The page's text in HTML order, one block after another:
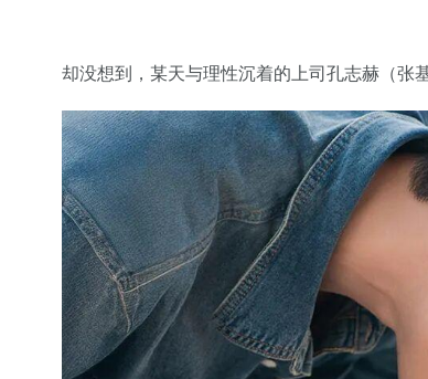
却没想到，某天与理性沉着的上司孔志赫（张